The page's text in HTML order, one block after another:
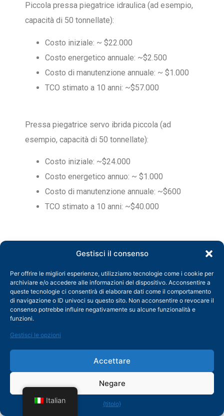
Gestisci il consenso
Per offrire le migliori esperienze, utilizziamo tecnologie come i cookie per
archiviare e/o accedere alle informazioni del dispositivo. Acconsentire a
queste tecnologie ci consentirà di elaborare dati come il comportamento
di navigazione o ID univoci su questo sito. Non acconsentire o revocare il
consenso potrebbe influire negativamente su alcune funzionalità e
funzioni.
Gestisci le opzioni
Accettare
Negare
{titolo}
Piccola pressa piegatrice idraulica (ad esempio,
capacità di 50 tonnellate):
Costo iniziale: ~ $22.000
Costo energetico annuale: ~$2.500
Costo di manutenzione annuale: ~ $1.000
TCO stimato a 10 anni: ~$57.000
Pressa piegatrice servo ibrida piccola (ad
esempio, capacità di 50 tonnellate):
Costo iniziale: ~$24.000
Costo energetico annuo: ~ $1.000
Costo di manutenzione annuale: ~$600
TCO stimato a 10 anni: ~$40.000
Pressa piegatrice idraulica di grandi dimensioni
(ad esempio, capacità di 200 tonnellate):
Costo iniziale: ~ $35.000
Costo energetico annuo: ~ $3.500
Costo di manutenzione annuale: ~ $3.000
Pressa piegatrice servo ibrida di grandi
Italian